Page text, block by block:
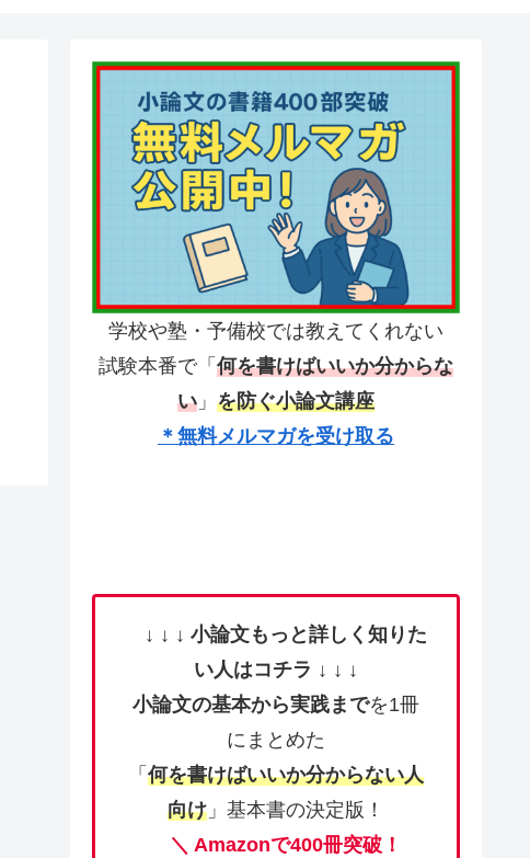
学校や塾・予備校では教えてくれない
試験本番で「 何を書けばいいか分からな
い 」 を防ぐ小論文講座
＊無料メルマガを受け取る
↓ ↓ ↓ 小論文もっと詳しく知りた
い人はコチラ ↓ ↓ ↓
小論文の基本から実践までを1冊
にまとめた
「 何を書けばいいか分からない人
向け 」基本書の決定版！
＼ Amazonで400冊突破！